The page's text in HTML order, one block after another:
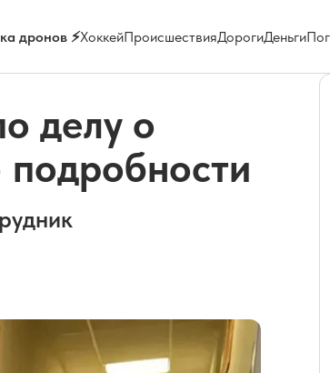
дронов ⚡ХоккейПроисшествияДорогиДеньги
делу о
подробности